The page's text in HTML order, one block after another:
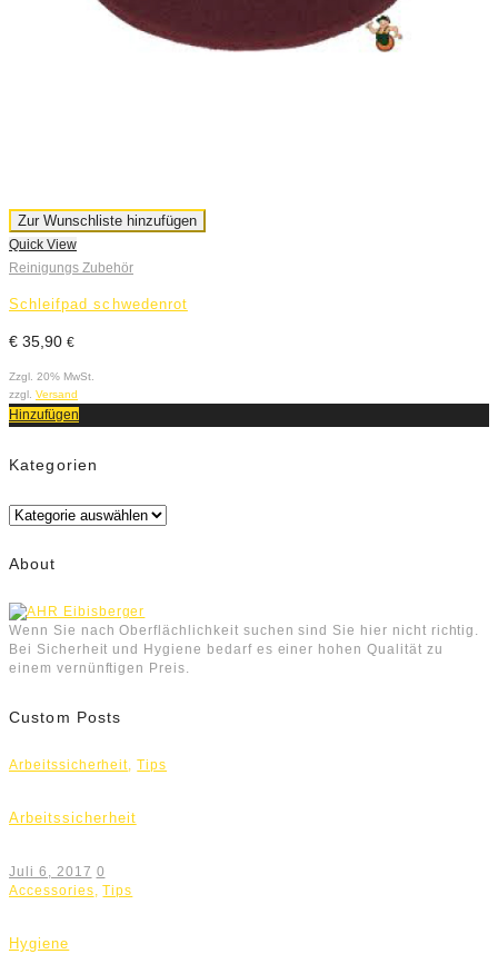
Zur Wunschliste hinzufügen
Quick View
Reinigungs Zubehör
Schleifpad schwedenrot
€ 35,90 €
Zzgl. 20% MwSt.
zzgl. Versand
Hinzufügen
Kategorien
Kategorien
About
Wenn Sie nach Oberflächlichkeit suchen sind Sie hier nicht richtig.
Bei Sicherheit und Hygiene bedarf es einer hohen Qualität zu
einem vernünftigen Preis.
Custom Posts
Arbeitssicherheit,Tips
Arbeitssicherheit
Juli 6, 2017 0
Accessories ,Tips
Hygiene